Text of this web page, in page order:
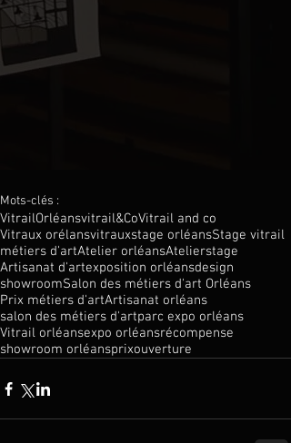
Mots-clés :
VitrailOrléansvitrail&CoVitrail and co
Vitraux orélansvitrauxstage orléansStage vitrail
métiers d'artAtelier orléansAtelierstage
Artisanat d'artexposition orléansdesign
showroomSalon des métiers d'art Orléans
Prix métiers d'artArtisanat orléans
salon des métiers d'artparc expo orléans
Vitrail orléansexpo orléansrécompense
showroom orléansprixouverture